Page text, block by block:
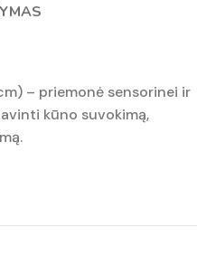
– priemonė sensorinei ir
kūno suvokimą,